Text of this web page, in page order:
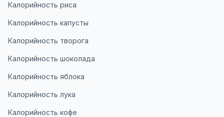
Калорийность риса
Калорийность капусты
Калорийность творога
Калорийность шоколада
Калорийность яблока
Калорийность лука
Калорийность кофе